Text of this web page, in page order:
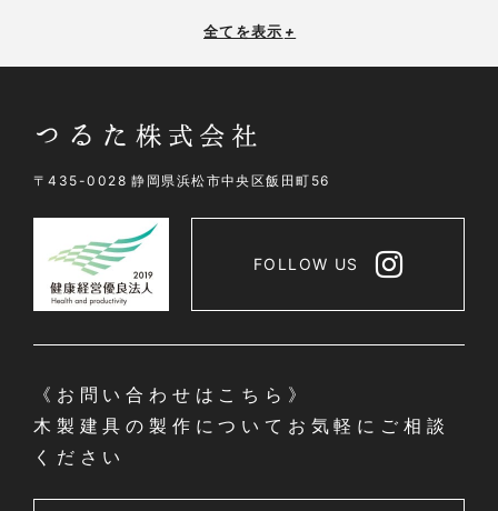
全てを表示 +
〒435-0028 静岡県浜松市中央区飯田町56
FOLLOW US
《お問い合わせはこちら》
木製建具の製作についてお気軽にご相談
ください